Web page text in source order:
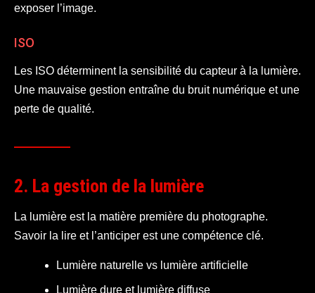
exposer l’image.
ISO
Les ISO déterminent la sensibilité du capteur à la lumière.
Une mauvaise gestion entraîne du bruit numérique et une
perte de qualité.
2. La gestion de la lumière
La lumière est la matière première du photographe.
Savoir la lire et l’anticiper est une compétence clé.
Lumière naturelle vs lumière artificielle
Lumière dure et lumière diffuse